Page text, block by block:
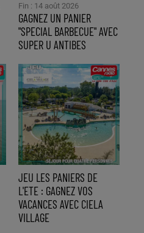
Fin : 14 août 2026
GAGNEZ UN PANIER
"SPECIAL BARBECUE" AVEC
SUPER U ANTIBES
JEU LES PANIERS DE
L'ETE : GAGNEZ VOS
VACANCES AVEC CIELA
VILLAGE